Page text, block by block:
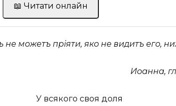
📖 Читати онлайн
не можетъ пріяти, яко не видитъ его,
Иоанна,
У всякого своя доля